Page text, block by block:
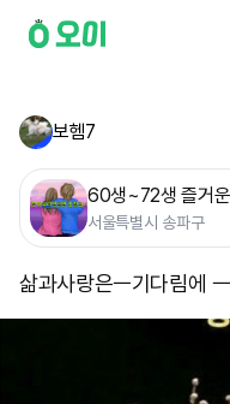
보헴7
60생~72생 즐거
서울특별시 송파구
삶과사랑은ㅡ기다림에